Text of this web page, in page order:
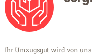
Ihr Umzugsgut wird von